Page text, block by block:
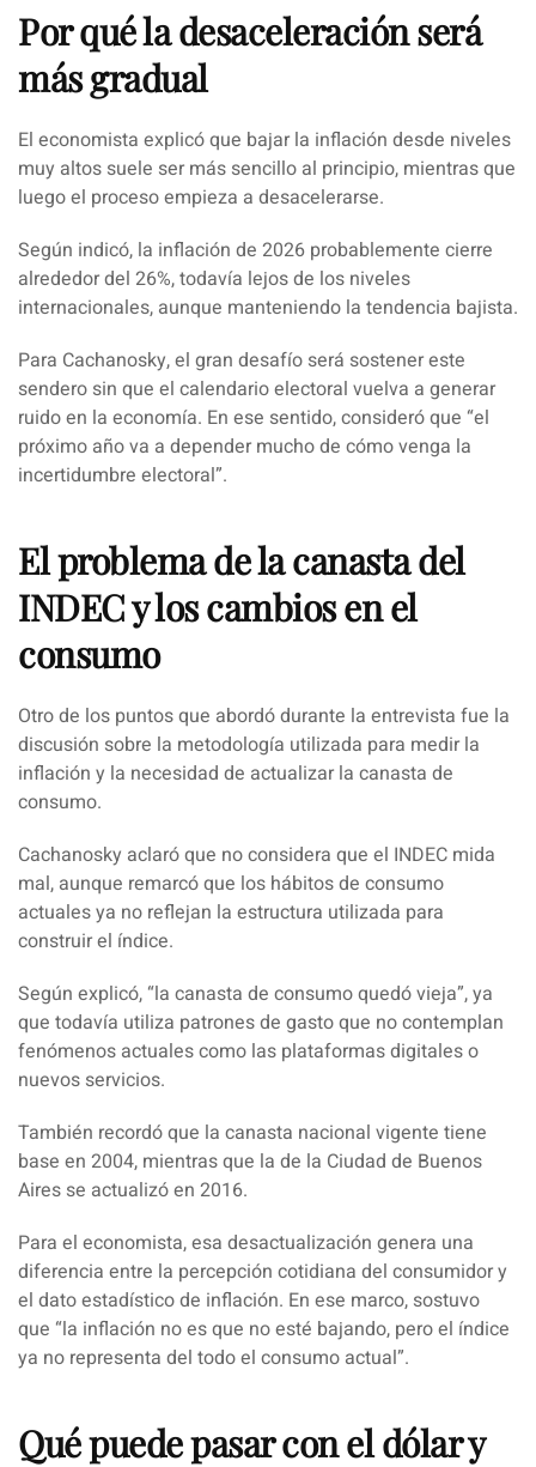
Por qué la desaceleración será
más gradual
El economista explicó que bajar la inflación desde niveles
muy altos suele ser más sencillo al principio, mientras que
luego el proceso empieza a desacelerarse.
Según indicó, la inflación de 2026 probablemente cierre
alrededor del 26%, todavía lejos de los niveles
internacionales, aunque manteniendo la tendencia bajista.
Para Cachanosky, el gran desafío será sostener este
sendero sin que el calendario electoral vuelva a generar
ruido en la economía. En ese sentido, consideró que “el
próximo año va a depender mucho de cómo venga la
incertidumbre electoral”.
El problema de la canasta del
INDEC y los cambios en el
consumo
Otro de los puntos que abordó durante la entrevista fue la
discusión sobre la metodología utilizada para medir la
inflación y la necesidad de actualizar la canasta de
consumo.
Cachanosky aclaró que no considera que el INDEC mida
mal, aunque remarcó que los hábitos de consumo
actuales ya no reflejan la estructura utilizada para
construir el índice.
Según explicó, “la canasta de consumo quedó vieja”, ya
que todavía utiliza patrones de gasto que no contemplan
fenómenos actuales como las plataformas digitales o
nuevos servicios.
También recordó que la canasta nacional vigente tiene
base en 2004, mientras que la de la Ciudad de Buenos
Aires se actualizó en 2016.
Para el economista, esa desactualización genera una
diferencia entre la percepción cotidiana del consumidor y
el dato estadístico de inflación. En ese marco, sostuvo
que “la inflación no es que no esté bajando, pero el índice
ya no representa del todo el consumo actual”.
Qué puede pasar con el dólar y